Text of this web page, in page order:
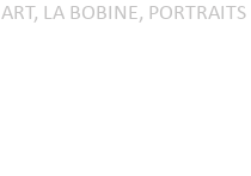
, LA BOBINE,